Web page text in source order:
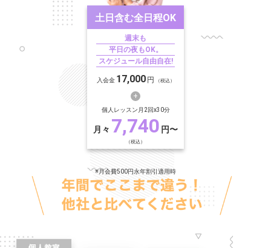
土日含む全日程OK
週末も
平日の夜もOK。
スケジュール自由自在!
入会金 17,000 円 （税込）
個人レッスン月2回x30分
月々 7,740 円〜
（税込）
※月会費500円永年割引適用時